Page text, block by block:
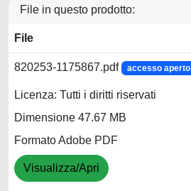
File in questo prodotto:
File
820253-1175867.pdf accesso aperto
Licenza: Tutti i diritti riservati
Dimensione 47.67 MB
Formato Adobe PDF
Visualizza/Apri